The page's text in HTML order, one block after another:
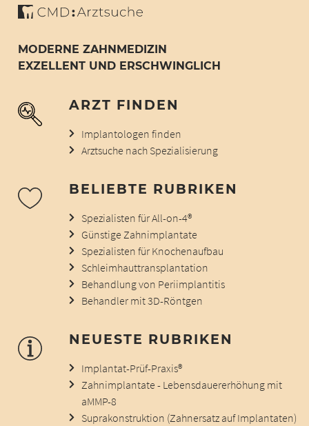
MODERNE ZAHNMEDIZIN
EXZELLENT UND ERSCHWINGLICH
ARZT FINDEN
Implantologen finden
Arztsuche nach Spezialisierung
BELIEBTE RUBRIKEN
Spezialisten für All-on-4®
Günstige Zahnimplantate
Spezialisten für Knochenaufbau
Schleimhauttransplantation
Behandlung von Periimplantitis
Behandler mit 3D-Röntgen
NEUESTE RUBRIKEN
Implantat-Prüf-Praxis®
Zahnimplantate - Lebensdauererhöhung mit
aMMP-8
Suprakonstruktion (Zahnersatz auf Implantaten)